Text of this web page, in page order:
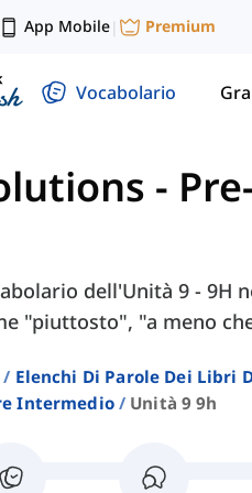
App Mobile| Premium
Vocabolario
-
dell'Unità 9 - 9H
"piuttosto", "a meno
Elenchi Di Parole Dei Libri
Intermedio
Unità 9 9h